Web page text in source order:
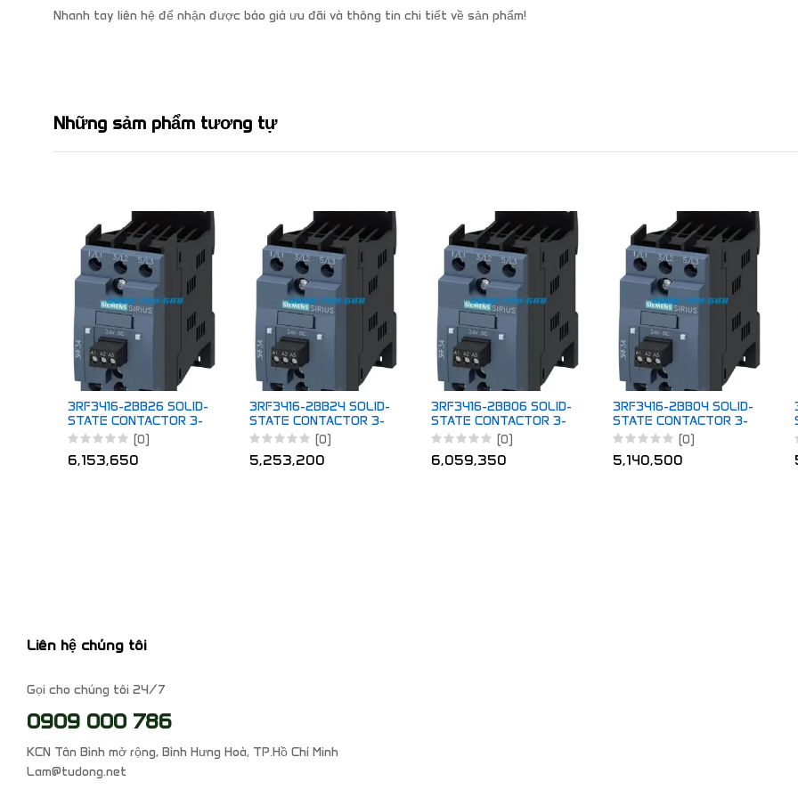
Nhanh tay liên hệ để nhận được báo giá ưu đãi và thông tin chi tiết về sản phẩm!
Những sảm phẩm tương tự
3RF3416-2BB26 SOLID-
STATE CONTACTOR 3-
PH 3RF3
(0)
6,153,650
3RF3416-2BB24 SOLID-
STATE CONTACTOR 3-
PH 3RF3
(0)
5,253,200
3RF3416-2BB06 SOLID-
STATE CONTACTOR 3-
PH 3RF3
(0)
6,059,350
3RF3416-2BB04 SOLID-
STATE CONTACTOR 3-
PH 3RF3
(0)
5,140,500
Liên hệ chúng tôi
Gọi cho chúng tôi 24/7
0909 000 786
KCN Tân Bình mở rộng, Bình Hưng Hoà, TP.Hồ Chí Minh
Lam@tudong.net